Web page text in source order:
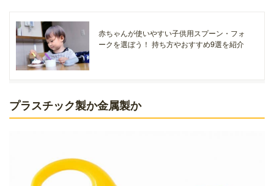
赤ちゃんが使いやすい子供用スプーン・フォ
ークを選ぼう！ 持ち方やおすすめ9選を紹介
プラスチック製か金属製か